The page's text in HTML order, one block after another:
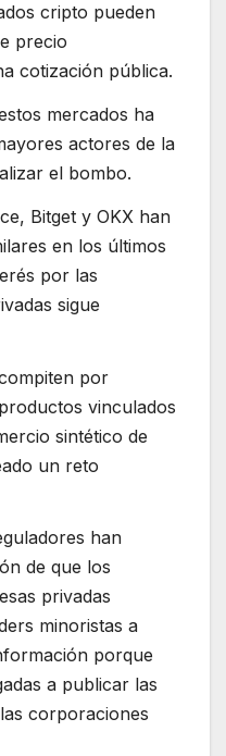
cripto pueden
precio
cotización pública.
mercados ha
actores de la
el bombo.
Bitget y OKX han
en los últimos
por las
sigue
por
vinculados
sintético de
un reto
han
de que los
privadas
minoristas a
porque
a publicar las
corporaciones